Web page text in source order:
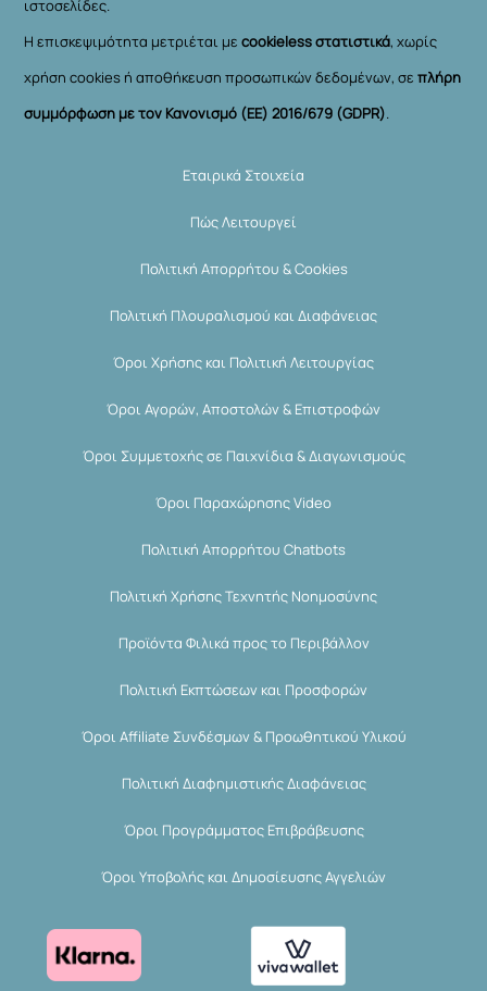
ιστοσελίδες.
Η επισκεψιμότητα μετριέται μεcookieless στατιστικά, χωρίς
χρήση cookies ή αποθήκευση προσωπικών δεδομένων, σεπλήρη
συμμόρφωση με τον Κανονισμό (ΕΕ) 2016/679 (GDPR).
Εταιρικά Στοιχεία
Πώς Λειτουργεί
Πολιτική Απορρήτου & Cookies
Πολιτική Πλουραλισμού και Διαφάνειας
Όροι Χρήσης και Πολιτική Λειτουργίας
Όροι Αγορών, Αποστολών & Επιστροφών
Όροι Συμμετοχής σε Παιχνίδια & Διαγωνισμούς
Όροι Παραχώρησης Video
Πολιτική Απορρήτου Chatbots
Πολιτική Χρήσης Τεχνητής Νοημοσύνης
Προϊόντα Φιλικά προς το Περιβάλλον
Πολιτική Εκπτώσεων και Προσφορών
Όροι Affiliate Συνδέσμων & Προωθητικού Υλικού
Πολιτική Διαφημιστικής Διαφάνειας
Όροι Προγράμματος Επιβράβευσης
Όροι Υποβολής και Δημοσίευσης Αγγελιών